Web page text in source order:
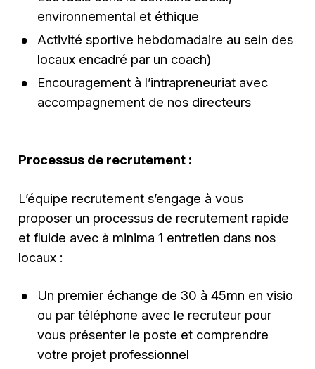
environnemental et éthique
Activité sportive hebdomadaire au sein des
locaux encadré par un coach)
Encouragement à l’intrapreneuriat avec
accompagnement de nos directeurs
Processus de recrutement :
L’équipe recrutement s’engage à vous
proposer un processus de recrutement rapide
et fluide avec à minima 1 entretien dans nos
locaux :
Un premier échange de 30 à 45mn en visio
ou par téléphone avec le recruteur pour
vous présenter le poste et comprendre
votre projet professionnel